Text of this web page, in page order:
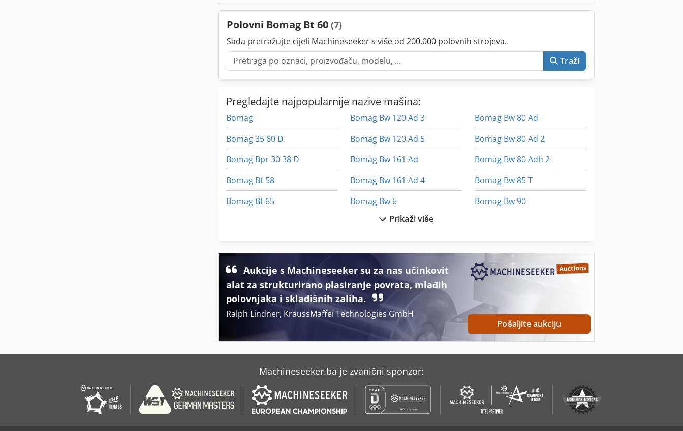
Polovni Bomag Bt 60 (7)
Sada pretražujte cijeli Machineseeker s više od 200.000 polovnih strojeva.
Traži
Pregledajte najpopularnije nazive mašina:
Bomag
Bomag 35 60 D
Bomag Bpr 30 38 D
Bomag Bt 58
Bomag Bt 65
Bomag Bw 120
Bomag Bw 120 Ad 2
Bomag Bw 120 Ad 3
Bomag Bw 120 Ad 5
Bomag Bw 161 Ad
Bomag Bw 161 Ad 4
Bomag Bw 6
Bomag Bw 62 H
Bomag Bw 80
Bomag Bw 80 Ad
Bomag Bw 80 Ad 2
Bomag Bw 80 Adh 2
Bomag Bw 85 T
Bomag Bw 90
Prikaži više
Aukcije s Machineseeker su za nas učinkovit
alat za strukturirano plasiranje povrata, mlađih
polovnjaka i skladišnih zaliha.
Ralph Lindner, KraussMaffei Technologies GmbH
Pošaljite aukciju
Machineseeker.ba je zvanični sponzor: